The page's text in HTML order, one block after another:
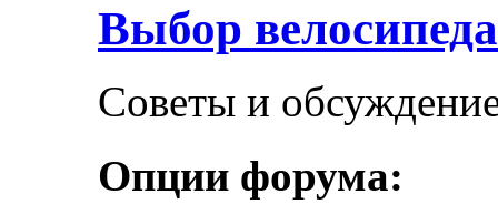
Выбор велосипеда
Советы и
Опции форума: